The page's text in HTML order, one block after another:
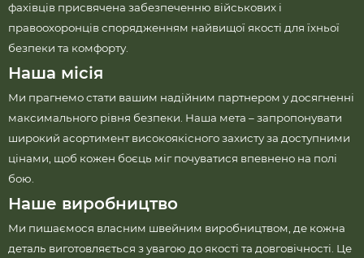
фахівців присвячена забезпеченню військових і
правоохоронців спорядженням найвищої якості для їхньої
безпеки та комфорту.
Наша місія
Ми прагнемо стати вашим надійним партнером у досягненні
максимального рівня безпеки. Наша мета – запропонувати
широкий асортимент високоякісного захисту за доступними
цінами, щоб кожен боєць міг почуватися впевнено на полі
бою.
Наше виробництво
Ми пишаємося власним швейним виробництвом, де кожна
деталь виготовляється з увагою до якості та довговічності. Це